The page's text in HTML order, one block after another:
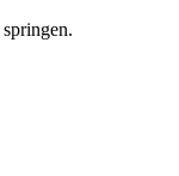
springen.